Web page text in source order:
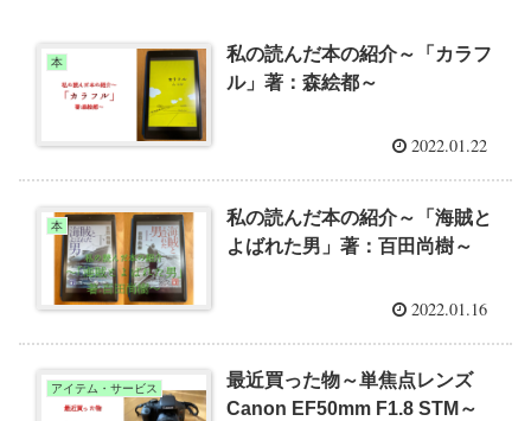
本
私の読んだ本の紹介～「カラフ
ル」著：森絵都～
2022.01.22
本
私の読んだ本の紹介～「海賊と
よばれた男」著：百田尚樹～
2022.01.16
アイテム・サービス
最近買った物～単焦点レンズ
Canon EF50mm F1.8 STM～